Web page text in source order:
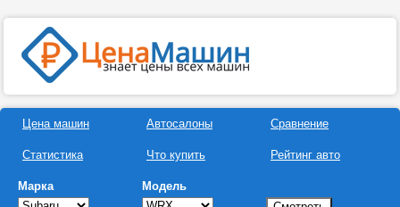
Цена машин
Статистика
Автосалоны
Что купить
Сравнение
Рейтинг авто
Марка Модель